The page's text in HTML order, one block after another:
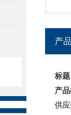
产
标
产
供